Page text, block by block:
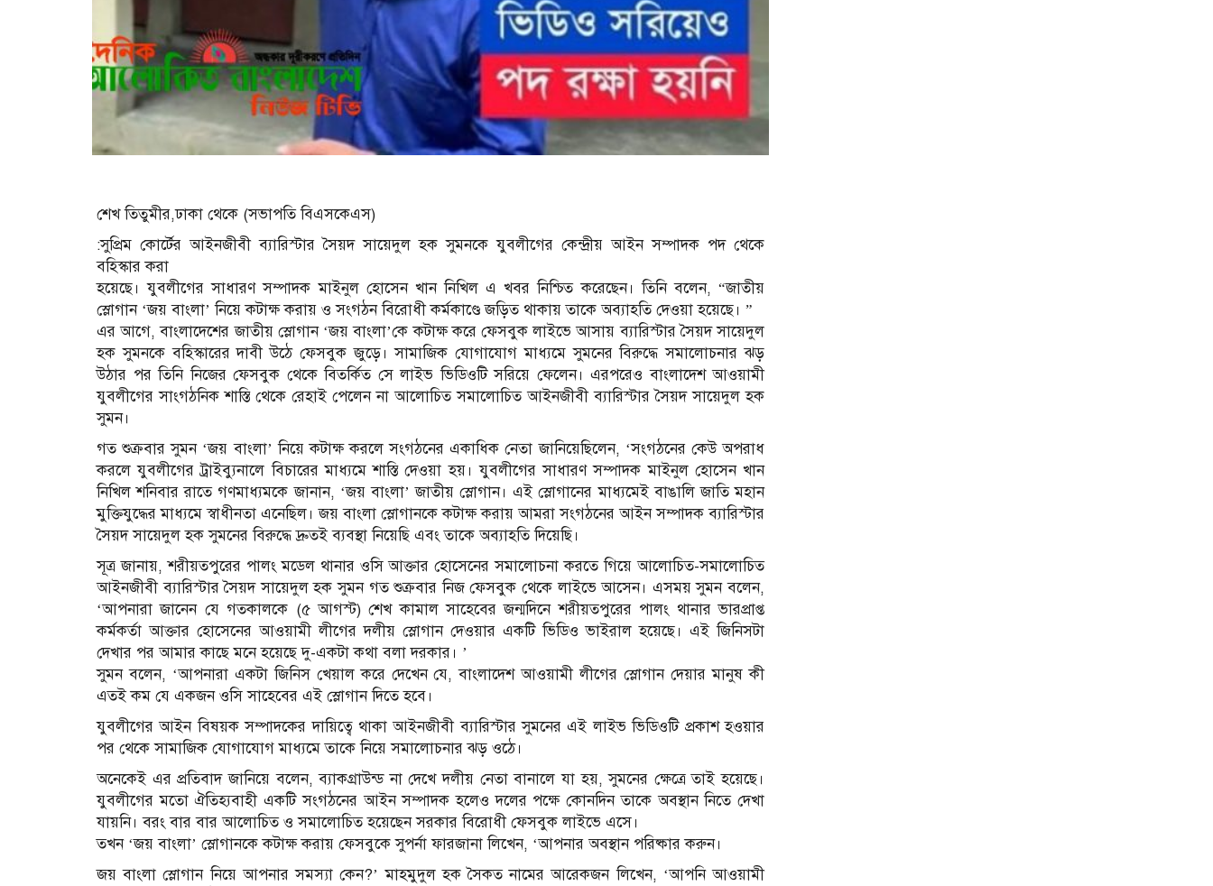
শেখ তিতুমীর,ঢাকা থেকে (সভাপতি বিএসকেএস)
:সুপ্রিম কোর্টের আইনজীবী ব্যারিস্টার সৈয়দ সায়েদুল হক সুমনকে যুবলীগের কেন্দ্রীয় আইন সম্পাদক পদ থেকে
বহিস্কার করা
হয়েছে। যুবলীগের সাধারণ সম্পাদক মাইনুল হোসেন খান নিখিল এ খবর নিশ্চিত করেছেন। তিনি বলেন, “জাতীয়
স্লোগান ‘জয় বাংলা’ নিয়ে কটাক্ষ করায় ও সংগঠন বিরোধী কর্মকাণ্ডে জড়িত থাকায় তাকে অব্যাহতি দেওয়া হয়েছে। ”
এর আগে, বাংলাদেশের জাতীয় স্লোগান ‘জয় বাংলা’কে কটাক্ষ করে ফেসবুক লাইভে আসায় ব্যারিস্টার সৈয়দ সায়েদুল
হক সুমনকে বহিস্কারের দাবী উঠে ফেসবুক জুড়ে। সামাজিক যোগাযোগ মাধ্যমে সুমনের বিরুদ্ধে সমালোচনার ঝড়
উঠার পর তিনি নিজের ফেসবুক থেকে বিতর্কিত সে লাইভ ভিডিওটি সরিয়ে ফেলেন। এরপরেও বাংলাদেশ আওয়ামী
যুবলীগের সাংগঠনিক শাস্তি থেকে রেহাই পেলেন না আলোচিত সমালোচিত আইনজীবী ব্যারিস্টার সৈয়দ সায়েদুল হক
সুমন।
গত শুক্রবার সুমন ‘জয় বাংলা’ নিয়ে কটাক্ষ করলে সংগঠনের একাধিক নেতা জানিয়েছিলেন, ‘সংগঠনের কেউ অপরাধ
করলে যুবলীগের ট্রাইব্যুনালে বিচারের মাধ্যমে শাস্তি দেওয়া হয়। যুবলীগের সাধারণ সম্পাদক মাইনুল হোসেন খান
নিখিল শনিবার রাতে গণমাধ্যমকে জানান, ‘জয় বাংলা’ জাতীয় স্লোগান। এই স্লোগানের মাধ্যমেই বাঙালি জাতি মহান
মুক্তিযুদ্ধের মাধ্যমে স্বাধীনতা এনেছিল। জয় বাংলা স্লোগানকে কটাক্ষ করায় আমরা সংগঠনের আইন সম্পাদক ব্যারিস্টার
সৈয়দ সায়েদুল হক সুমনের বিরুদ্ধে দ্রুতই ব্যবস্থা নিয়েছি এবং তাকে অব্যাহতি দিয়েছি।
সূত্র জানায়, শরীয়তপুরের পালং মডেল থানার ওসি আক্তার হোসেনের সমালোচনা করতে গিয়ে আলোচিত-সমালোচিত
আইনজীবী ব্যারিস্টার সৈয়দ সায়েদুল হক সুমন গত শুক্রবার নিজ ফেসবুক থেকে লাইভে আসেন। এসময় সুমন বলেন,
‘আপনারা জানেন যে গতকালকে (৫ আগস্ট) শেখ কামাল সাহেবের জন্মদিনে শরীয়তপুরের পালং থানার ভারপ্রাপ্ত
কর্মকর্তা আক্তার হোসেনের আওয়ামী লীগের দলীয় স্লোগান দেওয়ার একটি ভিডিও ভাইরাল হয়েছে। এই জিনিসটা
দেখার পর আমার কাছে মনে হয়েছে দু-একটা কথা বলা দরকার। ’
সুমন বলেন, ‘আপনারা একটা জিনিস খেয়াল করে দেখেন যে, বাংলাদেশ আওয়ামী লীগের স্লোগান দেয়ার মানুষ কী
এতই কম যে একজন ওসি সাহেবের এই স্লোগান দিতে হবে।
যুবলীগের আইন বিষয়ক সম্পাদকের দায়িত্বে থাকা আইনজীবী ব্যারিস্টার সুমনের এই লাইভ ভিডিওটি প্রকাশ হওয়ার
পর থেকে সামাজিক যোগাযোগ মাধ্যমে তাকে নিয়ে সমালোচনার ঝড় ওঠে।
অনেকেই এর প্রতিবাদ জানিয়ে বলেন, ব্যাকগ্রাউন্ড না দেখে দলীয় নেতা বানালে যা হয়, সুমনের ক্ষেত্রে তাই হয়েছে।
যুবলীগের মতো ঐতিহ্যবাহী একটি সংগঠনের আইন সম্পাদক হলেও দলের পক্ষে কোনদিন তাকে অবস্থান নিতে দেখা
যায়নি। বরং বার বার আলোচিত ও সমালোচিত হয়েছেন সরকার বিরোধী ফেসবুক লাইভে এসে।
তখন ‘জয় বাংলা’ স্লোগানকে কটাক্ষ করায় ফেসবুকে সুপর্না ফারজানা লিখেন, ‘আপনার অবস্থান পরিষ্কার করুন।
জয় বাংলা স্লোগান নিয়ে আপনার সমস্যা কেন?’ মাহমুদুল হক সৈকত নামের আরেকজন লিখেন, ‘আপনি আওয়ামী